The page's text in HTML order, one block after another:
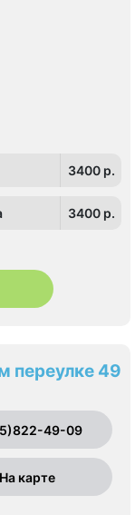
3400 p.
3400 p.
переулке 49
49-09
карте